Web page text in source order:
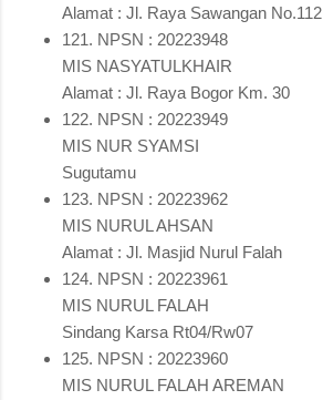
Alamat : Jl. Raya Sawangan No.112
121. NPSN : 20223948
MIS NASYATULKHAIR
Alamat : Jl. Raya Bogor Km. 30
122. NPSN : 20223949
MIS NUR SYAMSI
Sugutamu
123. NPSN : 20223962
MIS NURUL AHSAN
Alamat : Jl. Masjid Nurul Falah
124. NPSN : 20223961
MIS NURUL FALAH
Sindang Karsa Rt04/Rw07
125. NPSN : 20223960
MIS NURUL FALAH AREMAN